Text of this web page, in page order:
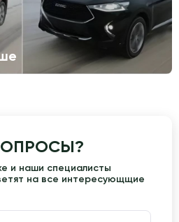
и наши специалисты
на все интересующщие